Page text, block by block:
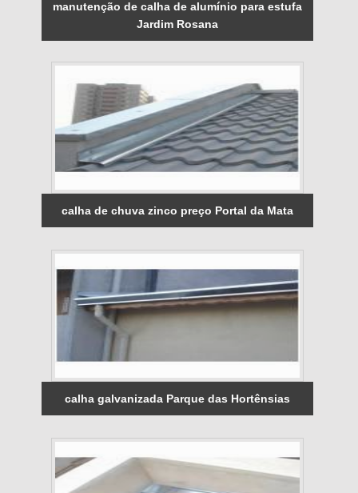
manutenção de calha de alumínio para estufa
Jardim Rosana
calha de chuva zinco preço Portal da Mata
calha galvanizada Parque das Hortênsias